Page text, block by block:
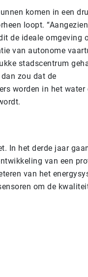
komen in een
loopt.
de ideale omgeving
van autonome
stadscentrum
zou dat de
worden in het water
In het derde jaar
van een
van het
om de